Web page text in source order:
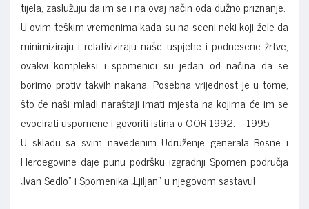
tijela, zaslužuju da im se i na ovaj način oda dužno priznanje.
U ovim teškim vremenima kada su na sceni neki koji žele da
minimiziraju i relativiziraju naše uspjehe i podnesene žrtve,
ovakvi kompleksi i spomenici su jedan od načina da se
borimo protiv takvih nakana. Posebna vrijednost je u tome,
što će naši mladi naraštaji imati mjesta na kojima će im se
evocirati uspomene i govoriti istina o OOR 1992. – 1995.
U skladu sa svim navedenim Udruženje generala Bosne i
Hercegovine daje punu podršku izgradnji Spomen područja
„Ivan Sedlo“ i Spomenika „Ljiljan“ u njegovom sastavu!